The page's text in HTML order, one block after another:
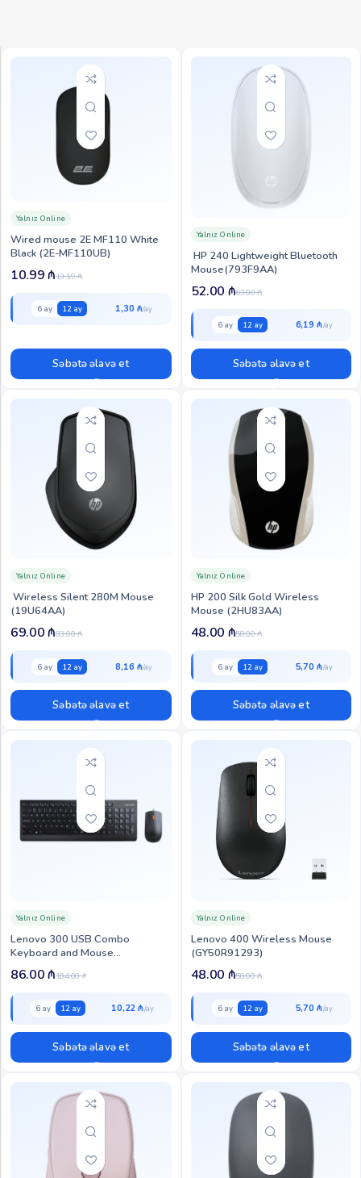
Wired mouse 2Е MF110 White
Black (2E-MF110UB)
Yalnız Online
13.19₼
10.99₼
6 ay 12 ay 1,30 ₼
Səbətə əlavə et
HP 240 Lightweight Bluetooth
Mouse(793F9AA)
Yalnız Online
63.00₼
52.00 ₼
6 ay 12 ay 6,19 ₼
Səbətə əlavə et
Wireless Silent 280M Mouse
(19U64AA)
Yalnız Online
83.00₼
69.00₼
6 ay 12 ay 8,16 ₼
Səbətə əlavə et
HP 200 Silk Gold Wireless
Mouse (2HU83AA)
Yalnız Online
58.00₼
48.00 ₼
6 ay 12 ay 5,70 ₼
Səbətə əlavə et
Lenovo 300 USB Combo
Keyboard and Mouse
(GX30M39635)
Yalnız Online
104.00₼
86.00₼
6 ay 12 ay 10,22 ₼
Səbətə əlavə et
Lenovo 400 Wireless Mouse
(GY50R91293)
Yalnız Online
58.00₼
48.00 ₼
6 ay 12 ay 5,70 ₼
Səbətə əlavə et